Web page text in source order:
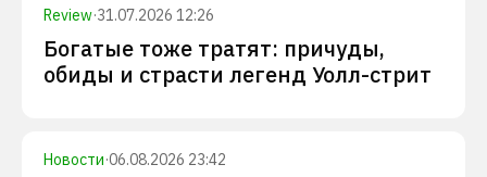
Review·31.07.2026 12:26
Богатые тоже тратят: причуды,
обиды и страсти легенд Уолл-стрит
Новости·06.08.2026 23:42